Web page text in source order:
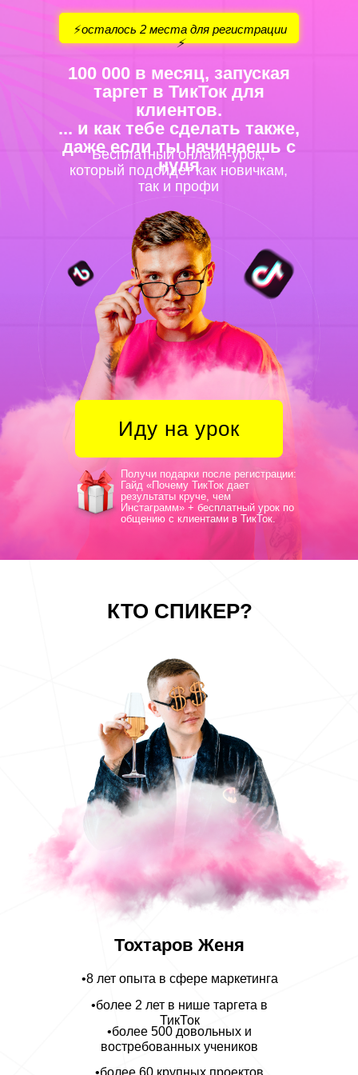
⚡️осталось 2 места для регистрации
⚡️
100 000 в месяц, запуская
таргет в ТикТок для
клиентов.
... и как тебе сделать также,
даже если ты начинаешь с
нуля
Бесплатный онлайн-урок,
который подойдет как новичкам,
так и профи
Иду на урок
Получи подарки после регистрации:
Гайд «Почему ТикТок дает
результаты круче, чем
Инстаграмм» + бесплатный урок по
общению с клиентами в ТикТок.
КТО СПИКЕР?
Тохтаров Женя
•8 лет опыта в сфере маркетинга
•более 2 лет в нише таргета в
ТикТок
•более 500 довольных и
востребованных учеников
•более 60 крупных проектов